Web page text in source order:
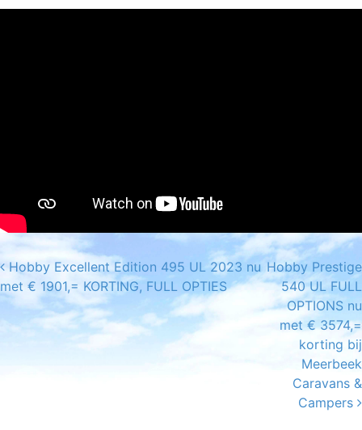
Post navigation
Hobby Excellent Edition 495 UL 2023 nu
met € 1901,= KORTING, FULL OPTIES
Hobby Prestige
540 UL FULL
OPTIONS nu
met € 3574,=
korting bij
Meerbeek
Caravans &
Campers